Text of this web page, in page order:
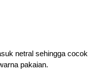
netral sehingga cocok
pakaian.